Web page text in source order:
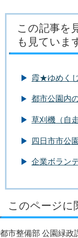
この記事を
も見ていま
霞★ゆめく
都市公園内
草刈機（自
四日市市公
企業ボラン
このページに
都市整備部 公園緑政